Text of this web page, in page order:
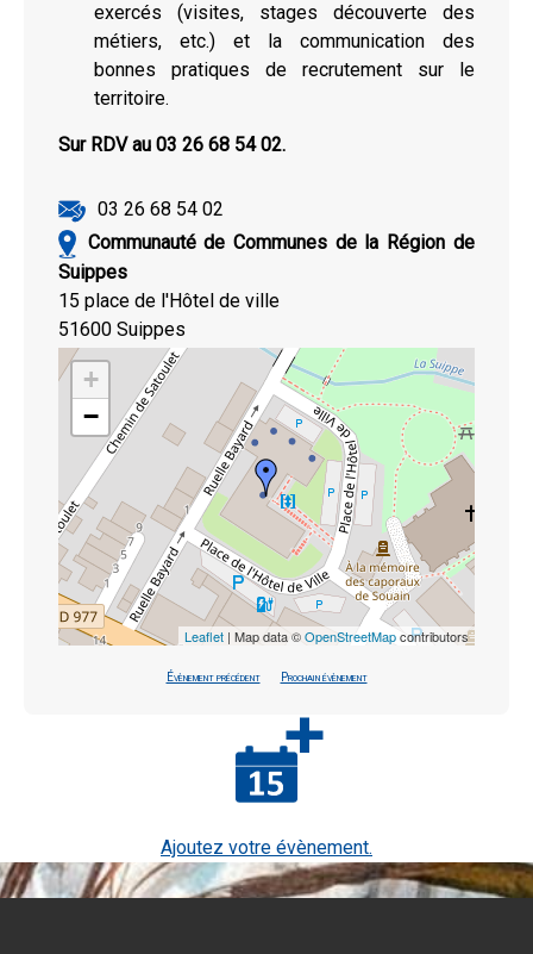
exercés (visites, stages découverte des
métiers, etc.) et la communication des
bonnes pratiques de recrutement sur le
territoire.
Sur RDV au 03 26 68 54 02.
03 26 68 54 02
Communauté de Communes de la Région de
Suippes
15 place de l'Hôtel de ville
51600 Suippes
+
−
Leaflet| Map data ©OpenStreetMapcontributors
Évènement précédent Prochain évènement
Ajoutez votre évènement.